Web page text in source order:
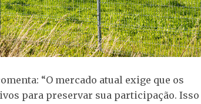
“O mercado atual exige que os
para preservar sua participação. Isso